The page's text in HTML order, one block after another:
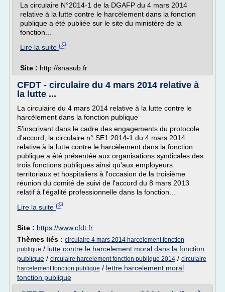
La circulaire N°2014-1 de la DGAFP du 4 mars 2014
relative à la lutte contre le harcèlement dans la fonction
publique a été publiée sur le site du ministère de la
fonction...
Lire la suite
Site : http://snasub.fr
CFDT - circulaire du 4 mars 2014 relative à
la lutte ...
La circulaire du 4 mars 2014 relative à la lutte contre le
harcèlement dans la fonction publique
S'inscrivant dans le cadre des engagements du protocole
d'accord, la circulaire n° SE1 2014-1 du 4 mars 2014
relative à la lutte contre le harcèlement dans la fonction
publique a été présentée aux organisations syndicales des
trois fonctions publiques ainsi qu'aux employeurs
territoriaux et hospitaliers à l'occasion de la troisième
réunion du comité de suivi de l'accord du 8 mars 2013
relatif à l'égalité professionnelle dans la fonction...
Lire la suite
Site : https://www.cfdt.fr
Thèmes liés : circulaire 4 mars 2014 harcelement fonction
publique / lutte contre le harcelement moral dans la fonction
publique / circulaire harcelement fonction publique 2014 / circulaire
harcelement fonction publique / lettre harcelement moral
fonction publique